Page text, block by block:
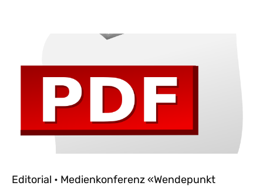
Editorial • Medienkonferenz «Wendepunkt